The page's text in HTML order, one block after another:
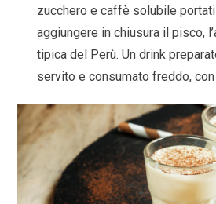
zucchero e caffè solubile
aggiungere in chiusura il pisco,
tipica del Perù. Un drink
servito e consumato freddo,